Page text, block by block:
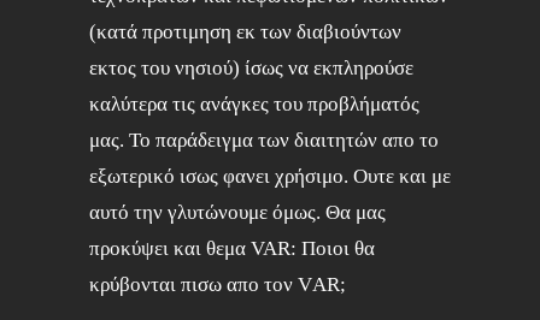
(κατά προτιμηση εκ των διαβιούντων
εκτος του νησιού) ίσως να εκπληρούσε
καλύτερα τις ανάγκες του προβλήματός
μας. Το παράδειγμα των διαιτητών απο το
εξωτερικό ισως φανει χρήσιμο. Ουτε και με
αυτό την γλυτώνουμε όμως. Θα μας
προκύψει και θεμα VAR: Ποιοι θα
κρύβονται πισω απο τον VΑR;